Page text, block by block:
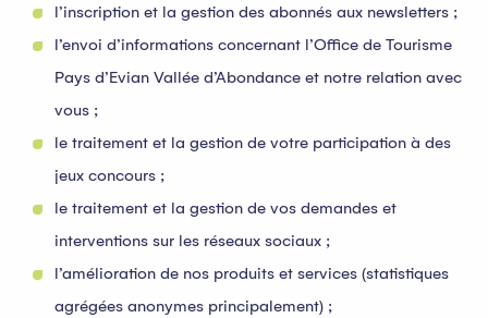
l’inscription et la gestion des abonnés aux newsletters ;
l’envoi d’informations concernant l’Office de Tourisme
Pays d’Evian Vallée d’Abondance et notre relation avec
vous ;
le traitement et la gestion de votre participation à des
jeux concours ;
le traitement et la gestion de vos demandes et
interventions sur les réseaux sociaux ;
l’amélioration de nos produits et services (statistiques
agrégées anonymes principalement) ;